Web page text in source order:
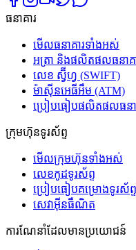
ធនាគារ
មើលធនាគារទាំងអស់
អត្រា និងផលិតផលធនាគ
លេខ ស្វ៊ីហ្វ (SWIFT)
ម៉ាស៊ីនអេធីអឹម (ATM)
ប្រៀបធៀបផលិតផលធនា
ក្រុមហ៊ុនទូរស័ព្ទ
មើលក្រុមហ៊ុនទាំងអស់
លេខកូដទូរស័ព្ទ
ប្រៀបធៀបគម្រោងទូរស័ព្ទ
សេវាអ៊ីនធឺណិត
ការណែនាំដែលមានប្រយោជន៍